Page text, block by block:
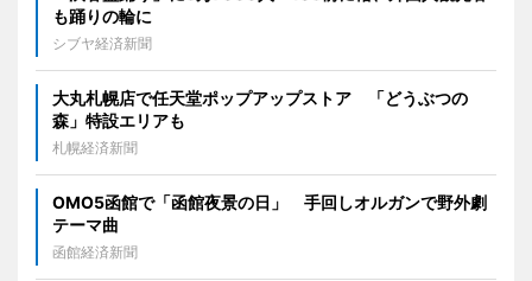
も踊りの輪に
シブヤ経済新聞
大丸札幌店で任天堂ポップアップストア 「どうぶつの
森」特設エリアも
札幌経済新聞
OMO5函館で「函館夜景の日」 手回しオルガンで野外劇
テーマ曲
函館経済新聞